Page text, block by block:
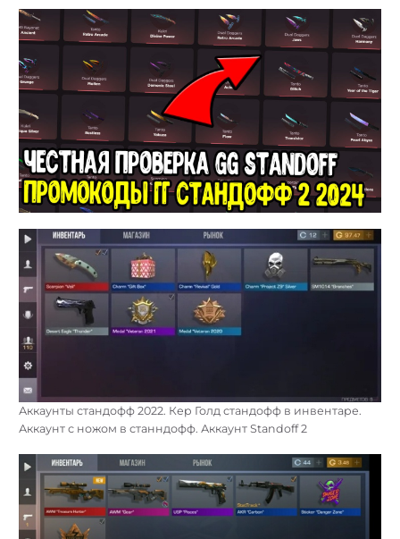
Аккаунты стандофф 2022. Кер Голд стандофф в инвентаре.
Аккаунт с ножом в станндофф. Аккаунт Standoff 2
Найти: